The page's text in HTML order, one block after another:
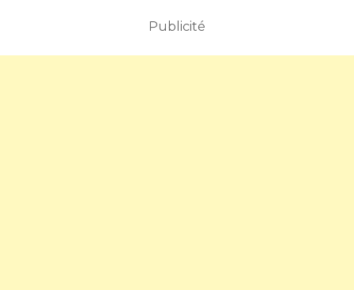
Publicité